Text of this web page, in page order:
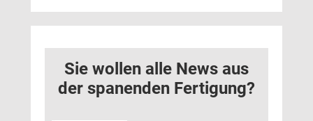
Sie wollen alle News aus
der spanenden Fertigung?